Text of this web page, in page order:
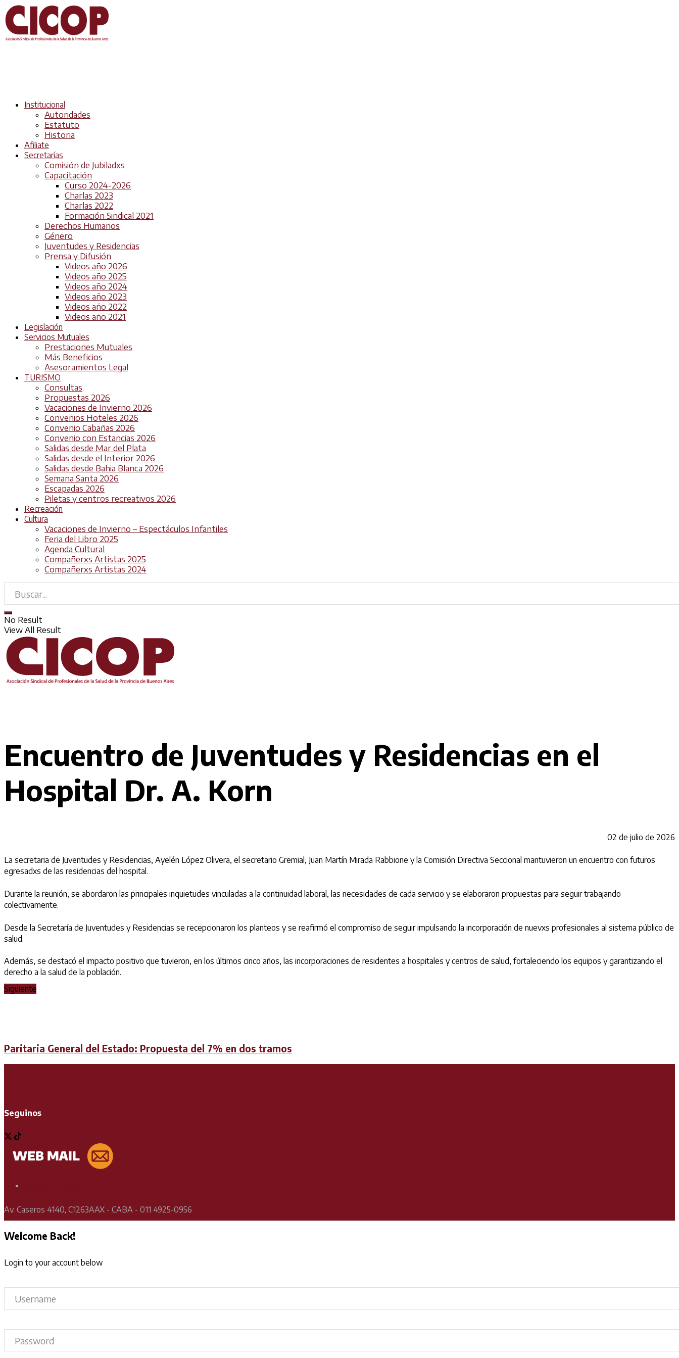
Institucional
Autoridades
Estatuto
Historia
Afiliate
Secretarías
Comisión de Jubiladxs
Capacitación
Curso 2024-2026
Charlas 2023
Charlas 2022
Formación Sindical 2021
Derechos Humanos
Género
Juventudes y Residencias
Prensa y Difusión
Videos año 2026
Videos año 2025
Videos año 2024
Videos año 2023
Videos año 2022
Videos año 2021
Legislación
Servicios Mutuales
Prestaciones Mutuales
Más Beneficios
Asesoramientos Legal
TURISMO
Consultas
Propuestas 2026
Vacaciones de Invierno 2026
Convenios Hoteles 2026
Convenio Cabañas 2026
Convenio con Estancias 2026
Salidas desde Mar del Plata
Salidas desde el Interior 2026
Salidas desde Bahia Blanca 2026
Semana Santa 2026
Escapadas 2026
Piletas y centros recreativos 2026
Recreación
Cultura
Vacaciones de Invierno – Espectáculos Infantiles
Feria del Libro 2025
Agenda Cultural
Compañerxs Artistas 2025
Compañerxs Artistas 2024
No Result
View All Result
Encuentro de Juventudes y Residencias en el
Hospital Dr. A. Korn
02 de julio de 2026
La secretaria de Juventudes y Residencias, Ayelén López Olivera, el secretario Gremial, Juan Martín Mirada Rabbione y la Comisión Directiva Seccional mantuvieron un encuentro con futuros
egresadxs de las residencias del hospital.
Durante la reunión, se abordaron las principales inquietudes vinculadas a la continuidad laboral, las necesidades de cada servicio y se elaboraron propuestas para seguir trabajando
colectivamente.
Desde la Secretaría de Juventudes y Residencias se recepcionaron los planteos y se reafirmó el compromiso de seguir impulsando la incorporación de nuevxs profesionales al sistema público de
salud.
Además, se destacó el impacto positivo que tuvieron, en los últimos cinco años, las incorporaciones de residentes a hospitales y centros de salud, fortaleciendo los equipos y garantizando el
derecho a la salud de la población.
Siguiente
Paritaria General del Estado: Propuesta del 7% en dos tramos
Seguinos
Av. Caseros 4140, C1263AAX - CABA - 011 4925-0956
Welcome Back!
Login to your account below